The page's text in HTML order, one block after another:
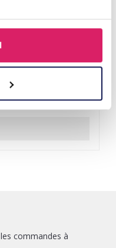
Steel Bangle 8mm
commandes à